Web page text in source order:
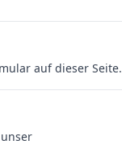
auf dieser Seite.